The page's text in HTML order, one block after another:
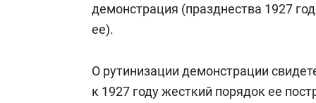
демонстрация (празднества 1927
ее).
О рутинизации демонстрации
к 1927 году жесткий порядок ее